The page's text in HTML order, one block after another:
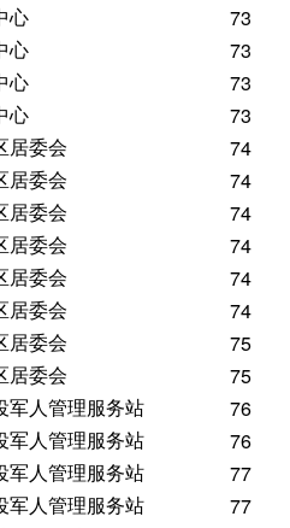
心
73
心
73
心
73
心
73
居委会
74
居委会
74
居委会
74
居委会
74
居委会
74
居委会
74
居委会
75
居委会
75
军人管理服务站
76
军人管理服务站
76
军人管理服务站
77
军人管理服务站
77